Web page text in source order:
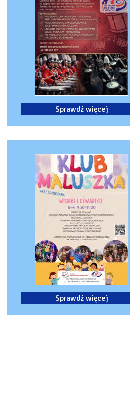
Sprawdź więcej
Sprawdź więcej